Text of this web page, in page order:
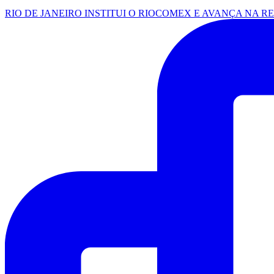
RIO DE JANEIRO INSTITUI O RIOCOMEX E AVANÇA NA